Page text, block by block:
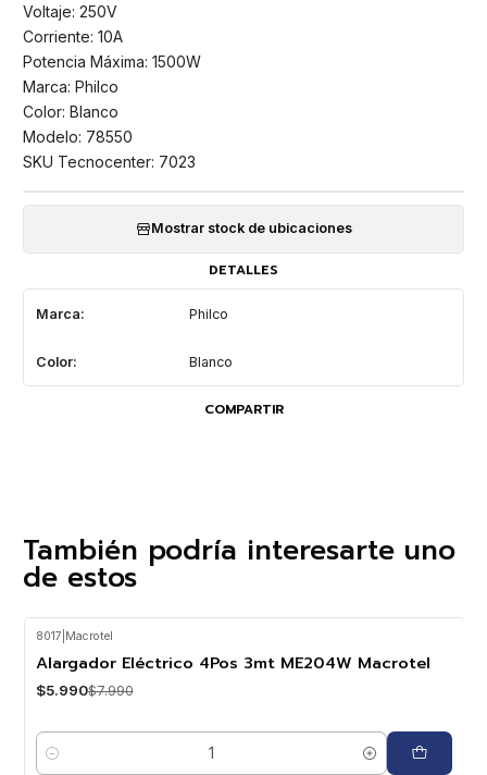
Voltaje: 250V
Corriente: 10A
Potencia Máxima: 1500W
Marca: Philco
Color: Blanco
Modelo: 78550
SKU Tecnocenter: 7023
Mostrar stock de ubicaciones
DETALLES
Marca: Philco
Color: Blanco
COMPARTIR
También podría interesarte uno
de estos
8017 Macrotel
Alargador Eléctrico 4Pos 3mt ME204W Macrotel
$5.990$7.990
Cantidad